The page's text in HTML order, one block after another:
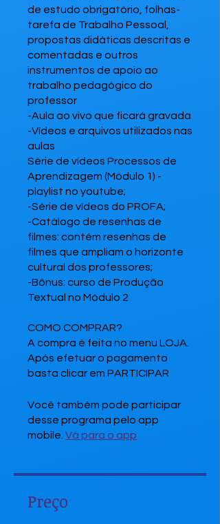
de estudo obrigatório, folhas-
tarefa de Trabalho Pessoal,
propostas didáticas descritas e
comentadas e outros
instrumentos de apoio ao
trabalho pedagógico do
professor
-Aula ao vivo que ficará gravada
-Vídeos e arquivos utilizados nas
aulas
Série de vídeos Processos de
Aprendizagem (Módulo 1) -
playlist no youtube;
-Série de vídeos do PROFA;
-Catálogo de resenhas de
filmes: contém resenhas de
filmes que ampliam o horizonte
cultural dos professores;
-Bônus: curso de Produção
Textual no Módulo 2
COMO COMPRAR?
A compra é feita no menu LOJA.
Após efetuar o pagamento
Você também pode participar
desse programa pelo app
mobile. Vá para o app
Preço